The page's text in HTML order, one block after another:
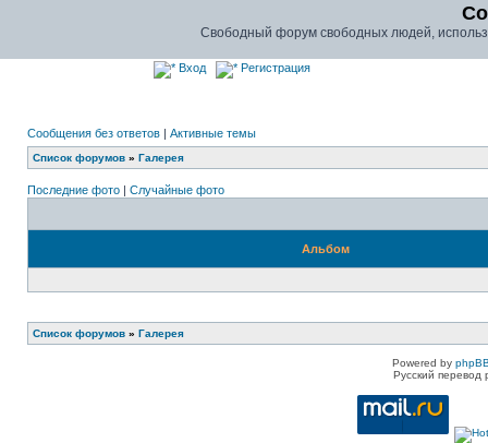
Свободный форум свободных людей,
Вход Регистрация
Сообщения без ответов | Активные темы
Список форумов » Галерея
Последние фото | Случайные фото
Альбом
Список форумов » Галерея
Powered by
Русский